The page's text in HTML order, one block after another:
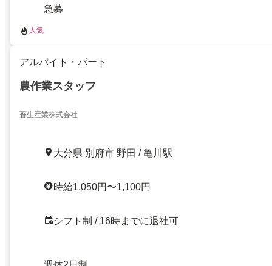
急募
人気
アルバイト・パート
農作業スタッフ
蒼生産業株式会社
大分県 別府市 野田 / 亀川駅
時給1,050円〜1,100円
シフト制 / 16時までに退社可